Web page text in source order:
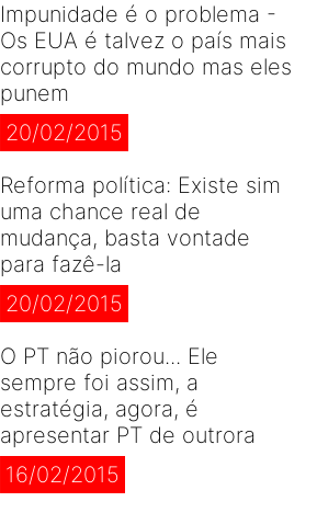
Impunidade é o problema -
Os EUA é talvez o país mais
corrupto do mundo mas eles
punem
20/02/2015
Reforma política: Existe sim
uma chance real de
mudança, basta vontade
para fazê-la
20/02/2015
O PT não piorou... Ele
sempre foi assim, a
estratégia, agora, é
apresentar PT de outrora
16/02/2015